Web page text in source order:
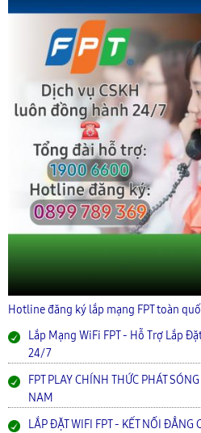
Hotline đăng ký lắp mạng FPT toàn
Lắp Mạng WiFi FPT - Hỗ Trợ Lắp
24/7
FPT PLAY CHÍNH THỨC PHÁT
NAM
LẮP ĐẶT WIFI FPT - KẾT NỐI ĐẲNG